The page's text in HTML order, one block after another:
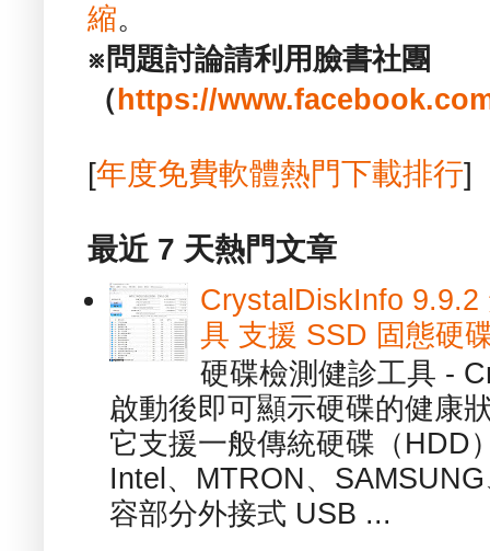
縮。
※問題討論請利用臉書社團
（ https://
[年度免費軟體熱門下載排行]
最近 7 天熱門文章
CrystalDiskInfo 9.9.2
具 支援 SSD 固態硬
硬碟檢測健診工具 -
啟動後即可顯示硬碟的健康
它支援一般傳統硬碟（HDD
Intel、MTRON、
容部分外接式 USB ...